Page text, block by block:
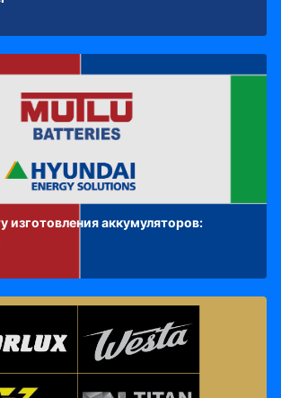
изготовления аккумуляторов: